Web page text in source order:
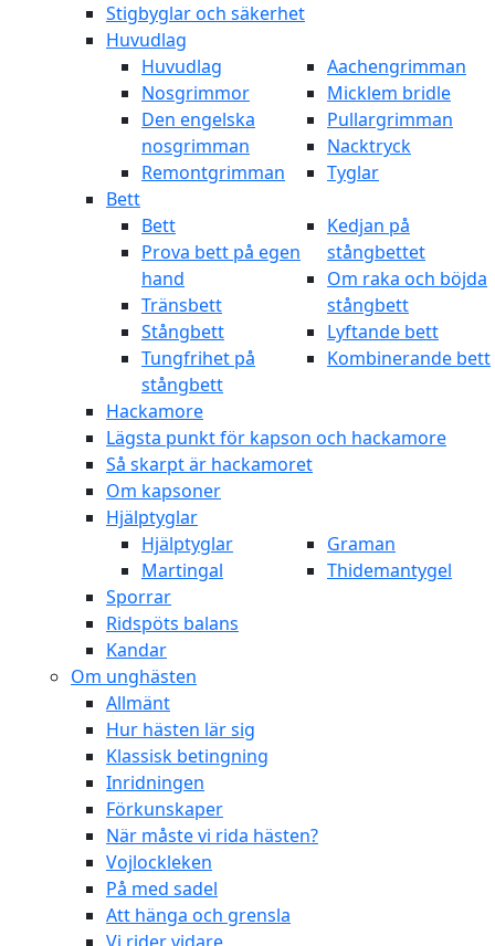
Stigbyglar och säkerhet
Huvudlag
Huvudlag
Nosgrimmor
Den engelska
nosgrimman
Remontgrimman
Aachengrimman
Micklem bridle
Pullargrimman
Nacktryck
Tyglar
Bett
Bett
Prova bett på egen
hand
Tränsbett
Stångbett
Tungfrihet på
stångbett
Kedjan på
stångbettet
Om raka och böjda
stångbett
Lyftande bett
Kombinerande bett
Hackamore
Lägsta punkt för kapson och hackamore
Så skarpt är hackamoret
Om kapsoner
Hjälptyglar
Hjälptyglar
Martingal
Graman
Thidemantygel
Sporrar
Ridspöts balans
Kandar
Om unghästen
Allmänt
Hur hästen lär sig
Klassisk betingning
Inridningen
Förkunskaper
När måste vi rida hästen?
Vojlockleken
På med sadel
Att hänga och grensla